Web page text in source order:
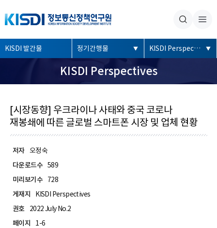
좌
측
KISDI 발간물 정기간행물 KISDI Perspectives
KISDI Perspectives
[시장동향] 우크라이나 사태와 중국 코로나
재봉쇄에 따른 글로벌 스마트폰 시장 및 업체 현황
저자 오정숙
다운로드수 589
미리보기수
728
게재지
KISDI Perspectives
권호
2022 July No.2
페이지
1-6